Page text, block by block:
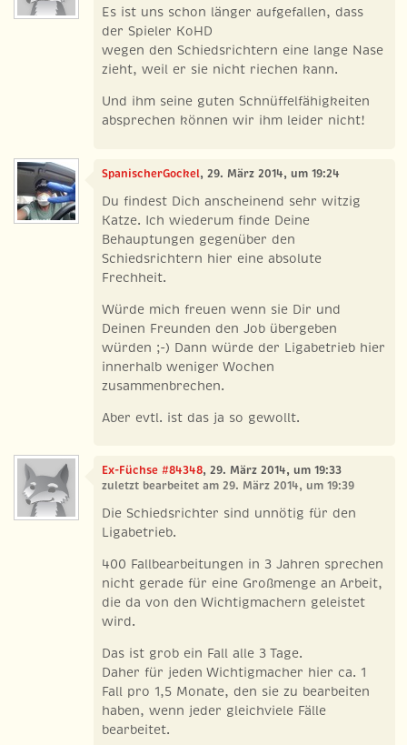
Es ist uns schon länger aufgefallen, dass
der Spieler KoHD
wegen den Schiedsrichtern eine lange Nase
zieht, weil er sie nicht riechen kann.
Und ihm seine guten Schnüffelfähigkeiten
absprechen können wir ihm leider nicht!
SpanischerGockel, 29. März 2014, um 19:24
Du findest Dich anscheinend sehr witzig
Katze. Ich wiederum finde Deine
Behauptungen gegenüber den
Schiedsrichtern hier eine absolute
Frechheit.
Würde mich freuen wenn sie Dir und
Deinen Freunden den Job übergeben
würden ;-) Dann würde der Ligabetrieb hier
innerhalb weniger Wochen
zusammenbrechen.
Aber evtl. ist das ja so gewollt.
Ex-Füchse #84348, 29. März 2014, um 19:33
zuletzt bearbeitet am 29. März 2014, um 19:39
Die Schiedsrichter sind unnötig für den
Ligabetrieb.
400 Fallbearbeitungen in 3 Jahren sprechen
nicht gerade für eine Großmenge an Arbeit,
die da von den Wichtigmachern geleistet
wird.
Das ist grob ein Fall alle 3 Tage.
Daher für jeden Wichtigmacher hier ca. 1
Fall pro 1,5 Monate, den sie zu bearbeiten
haben, wenn jeder gleichviele Fälle
bearbeitet.